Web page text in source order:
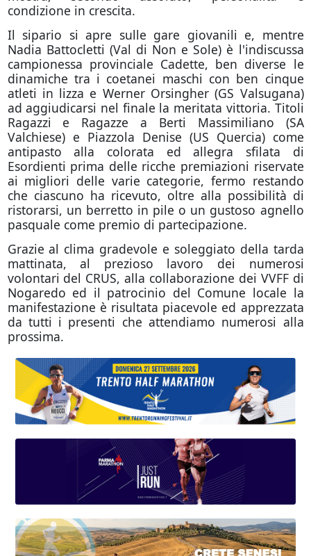
condizione in crescita.
Il sipario si apre sulle gare giovanili e, mentre
Nadia Battocletti (Val di Non e Sole) è l'indiscussa
campionessa provinciale Cadette, ben diverse le
dinamiche tra i coetanei maschi con ben cinque
atleti in lizza e Werner Orsingher (GS Valsugana)
ad aggiudicarsi nel finale la meritata vittoria. Titoli
Ragazzi e Ragazze a Berti Massimiliano (SA
Valchiese) e Piazzola Denise (US Quercia) come
antipasto alla colorata ed allegra sfilata di
Esordienti prima delle ricche premiazioni riservate
ai migliori delle varie categorie, fermo restando
che ciascuno ha ricevuto, oltre alla possibilità di
ristorarsi, un berretto in pile o un gustoso agnello
pasquale come premio di partecipazione.
Grazie al clima gradevole e soleggiato della tarda
mattinata, al prezioso lavoro dei numerosi
volontari del CRUS, alla collaborazione dei VVFF di
Nogaredo ed il patrocinio del Comune locale la
manifestazione è risultata piacevole ed apprezzata
da tutti i presenti che attendiamo numerosi alla
prossima.